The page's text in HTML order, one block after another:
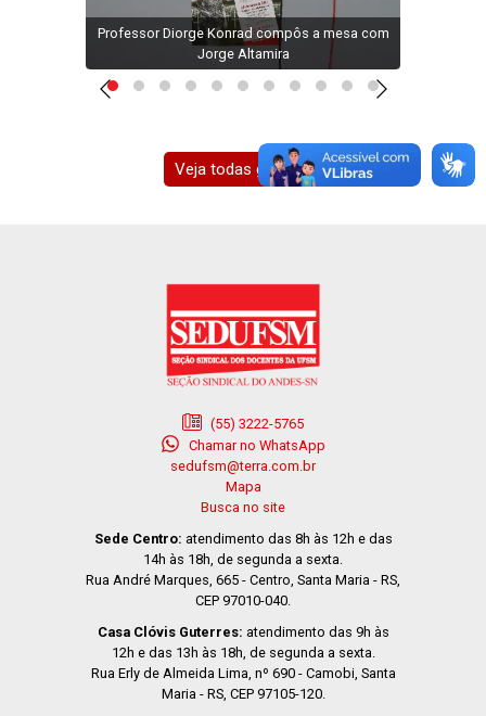
Professor Diorge Konrad compôs a mesa com
Jorge Altamira
Veja todas galerias
(55) 3222-5765
Chamar no WhatsApp
sedufsm@terra.com.br
Mapa
Busca no site
Sede Centro: atendimento das 8h às 12h e das
14h às 18h, de segunda a sexta.
Rua André Marques, 665 - Centro, Santa Maria - RS,
CEP 97010-040.
Casa Clóvis Guterres: atendimento das 9h às
12h e das 13h às 18h, de segunda a sexta.
Rua Erly de Almeida Lima, nº 690 - Camobi, Santa
Maria - RS, CEP 97105-120.